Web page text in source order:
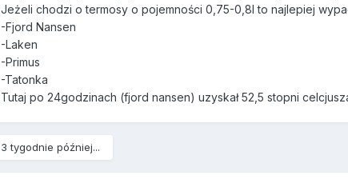
Jeżeli chodzi o termosy o pojemności 0,75-0,8l to najlepiej
-Fjord Nansen
-Laken
-Primus
-Tatonka
Tutaj po 24godzinach (fjord nansen) uzyskał 52,5 stopni
3 tygodnie później...